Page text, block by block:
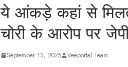
ये आंकड़े कहां से
चोरी के आरोप पर
September 13, 2025 Veeportal Team